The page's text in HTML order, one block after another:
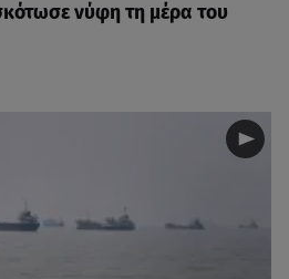
νύφη τη μέρα του